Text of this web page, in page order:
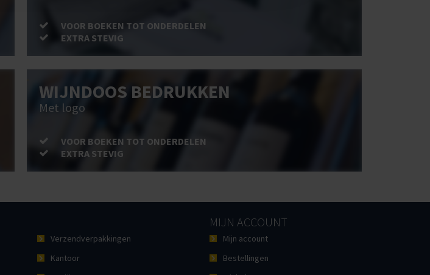
VOOR BOEKEN TOT ONDERDELEN
EXTRA STEVIG
WIJNDOOS BEDRUKKEN
Met logo
VOOR BOEKEN TOT ONDERDELEN
EXTRA STEVIG
Verzendverpakkingen
Kantoor
MIJN ACCOUNT
Mijn account
Bestellingen